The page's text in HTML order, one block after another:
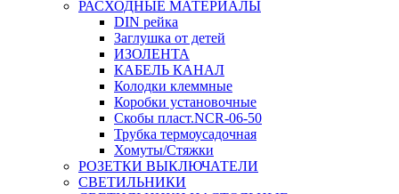
РАСХОДНЫЕ МАТЕРИАЛЫ
DIN рейка
Заглушка от детей
ИЗОЛЕНТА
КАБЕЛЬ КАНАЛ
Колодки клеммные
Коробки установочные
Скобы пласт.NCR-06-50
Трубка термоусадочная
Хомуты/Стяжки
РОЗЕТКИ ВЫКЛЮЧАТЕЛИ
СВЕТИЛЬНИКИ